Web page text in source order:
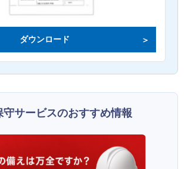
ダウンロード
守サービスのおすすめ情報